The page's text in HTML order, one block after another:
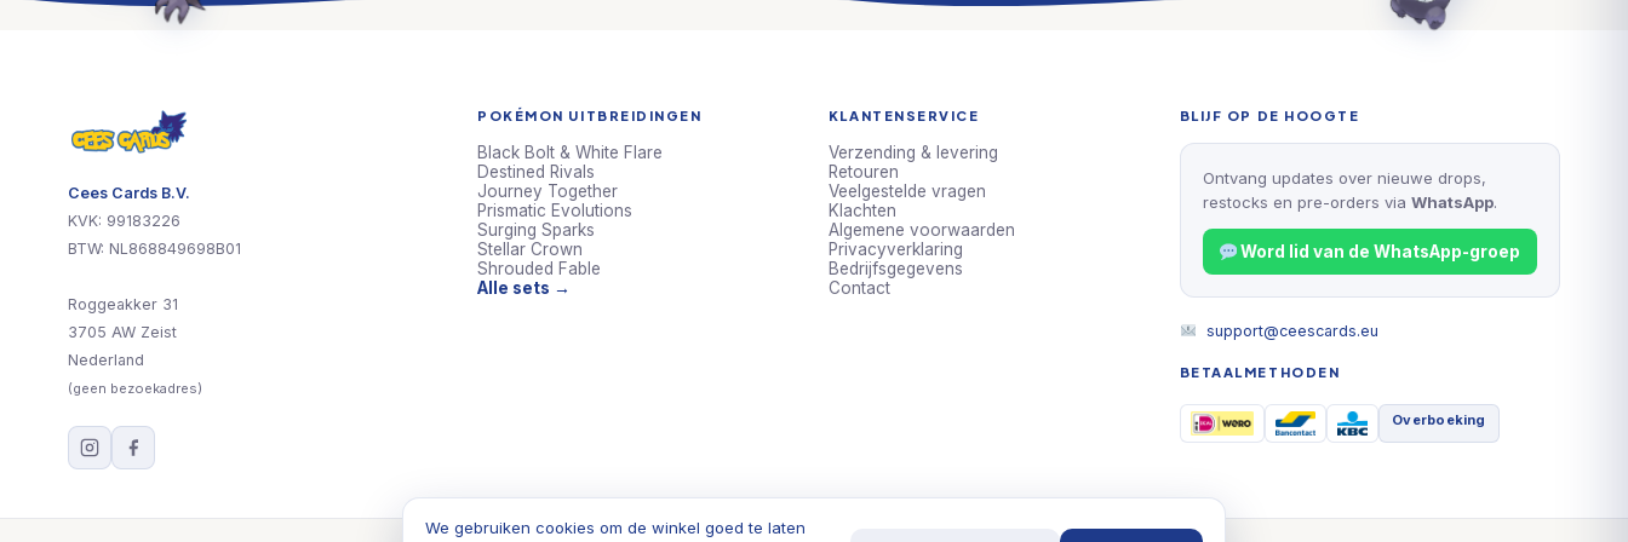
Cees Cards B.V.
KVK: 99183226
BTW: NL868849698B01
Roggeakker 31
3705 AW Zeist
Nederland
(geen bezoekadres)
POKÉMON UITBREIDINGEN
Black Bolt & White Flare
Destined Rivals
Journey Together
Prismatic Evolutions
Surging Sparks
Stellar Crown
Shrouded Fable
Alle sets →
KLANTENSERVICE
Verzending & levering
Retouren
Veelgestelde vragen
Klachten
Algemene voorwaarden
Privacyverklaring
Bedrijfsgegevens
Contact
BLIJF OP DE HOOGTE
Ontvang updates over nieuwe drops,
restocks en pre-orders via WhatsApp.
Word lid van de WhatsApp-groep
support@ceescards.eu
BETAALMETHODEN
Overboeking
We gebruiken cookies om de winkel goed te laten